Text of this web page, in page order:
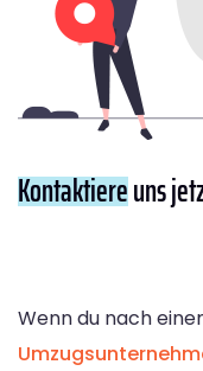
Kontaktiereuns
Wenn du nach